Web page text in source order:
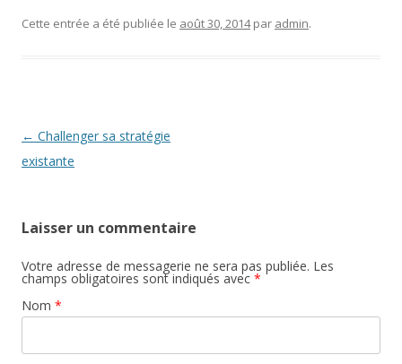
Cette entrée a été publiée le août 30, 2014 par admin.
Navigation des articles
← Challenger sa stratégie
existante
Laisser un commentaire
Votre adresse de messagerie ne sera pas publiée. Les
champs obligatoires sont indiqués avec *
Nom *